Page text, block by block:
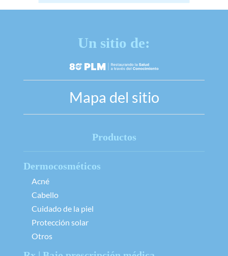
Un sitio de:
Mapa del sitio
Productos
Dermocosméticos
Acné
Cabello
Cuidado de la piel
Protección solar
Otros